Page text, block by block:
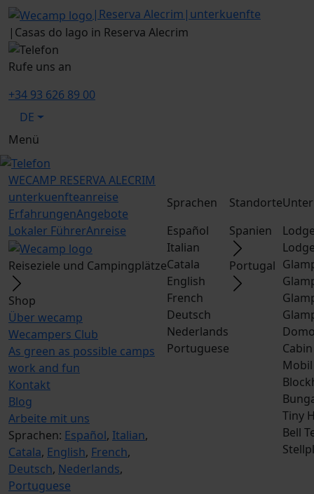
| Reserva Alecrim | unterkuenfte
| Casas do lago in Reserva Alecrim
Rufe uns an
+34 93 626 89 00
DE
Menü
WECAMP RESERVA ALECRIM
unterkuenfteanreise
ErfahrungenAngebote
Lokaler FührerAnreise
Reiseziele und Campingplätze
Shop
Über wecamp
Wecampers Club
As green as possible camps
work and fun
Kontakt
Blog
Arbeite mit uns
Sprachen: Español, Italian,
Catala, English, French,
Deutsch, Nederlands,
Portuguese
Sprachen
Español
Italian
Catala
English
French
Deutsch
Nederlands
Portuguese
Standorte
Spanien
Portugal
Tiny
Bell